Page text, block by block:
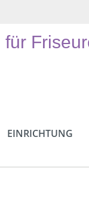
für
EINRICHTUNG